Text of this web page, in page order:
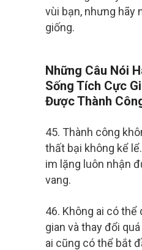
vùi bạn, nhưng hãy
giống.
Những Câu Nói
Sống Tích Cực
Được Thành
45. Thành công
thất bại không kể
im lặng luôn nhận
vang.
46. Không ai có
gian và thay đổi
ai cũng có thể bắt